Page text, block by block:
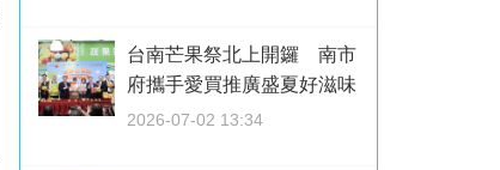
台南芒果祭北上開鑼 南市
府攜手愛買推廣盛夏好滋味
2026-07-02 13:34